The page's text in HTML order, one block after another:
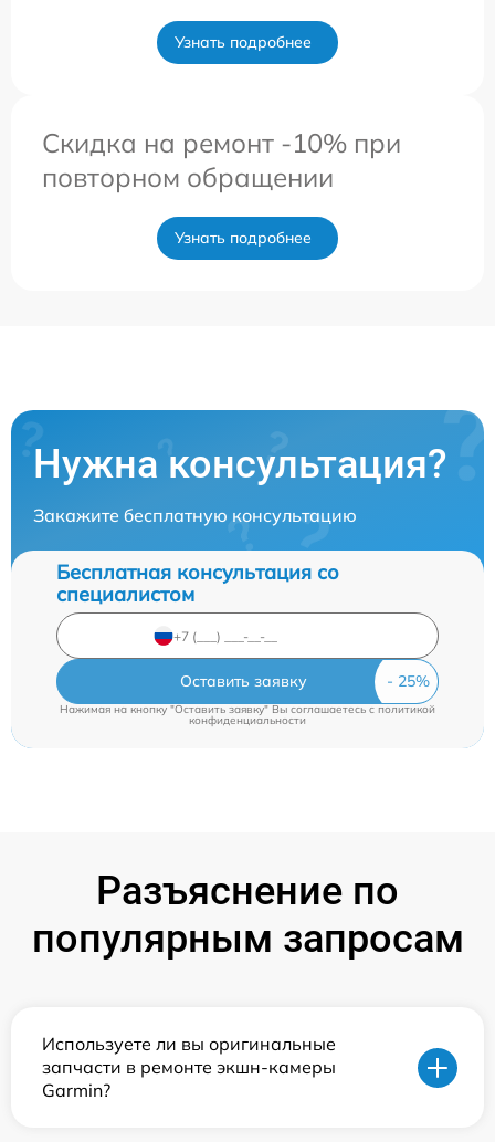
Узнать подробнее
Скидка на ремонт -10% при
повторном обращении
Узнать подробнее
Нужна консультация?
Закажите бесплатную консультацию
Бесплатная консультация со
специалистом
Оставить заявку
Нажимая на кнопку "Оставить заявку" Вы соглашаетесь c политикой
конфиденциальности
Разъяснение по
популярным запросам
Используете ли вы оригинальные
запчасти в ремонте экшн-камеры
Garmin?